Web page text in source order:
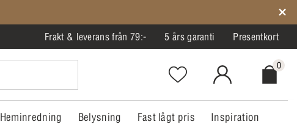
Frakt & leverans från 79:- 5 års garanti Presentkort
Favorites.NavigationButton.Text
MitIlva.Login
0
Heminredning Belysning Fast lågt pris Inspiration